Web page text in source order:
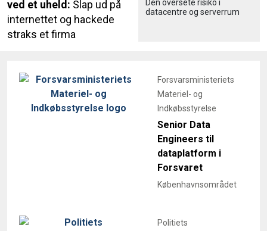
ved et uheld: Slap ud på
internettet og hackede
straks et firma
Den oversete risiko i
datacentre og serverrum
Forsvarsministeriets
Materiel- og
Indkøbsstyrelse
Senior Data
Engineers til
dataplatform i
Forsvaret
Københavnsområdet
Politiets